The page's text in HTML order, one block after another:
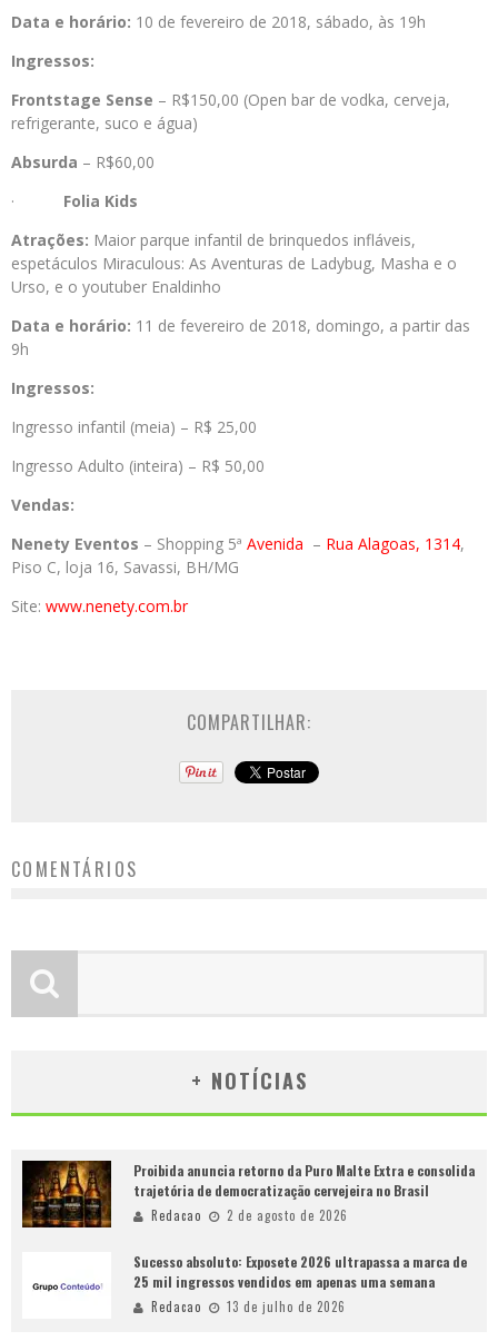
Data e horário: 10 de fevereiro de 2018, sábado, às 19h
Ingressos:
Frontstage Sense – R$150,00 (Open bar de vodka, cerveja,
refrigerante, suco e água)
Absurda – R$60,00
· Folia Kids
Atrações: Maior parque infantil de brinquedos infláveis,
espetáculos Miraculous: As Aventuras de Ladybug, Masha e o
Urso, e o youtuber Enaldinho
Data e horário: 11 de fevereiro de 2018, domingo, a partir das
9h
Ingressos:
Ingresso infantil (meia) – R$ 25,00
Ingresso Adulto (inteira) – R$ 50,00
Vendas:
Nenety Eventos – Shopping 5ª Avenida – Rua Alagoas, 1314,
Piso C, loja 16, Savassi, BH/MG
Site: www.nenety.com.br
COMPARTILHAR:
COMENTÁRIOS
+ NOTÍCIAS
Proibida anuncia retorno da Puro Malte Extra e consolida
trajetória de democratização cervejeira no Brasil
Redacao 2 de agosto de 2026
Sucesso absoluto: Exposete 2026 ultrapassa a marca de
25 mil ingressos vendidos em apenas uma semana
Redacao 13 de julho de 2026